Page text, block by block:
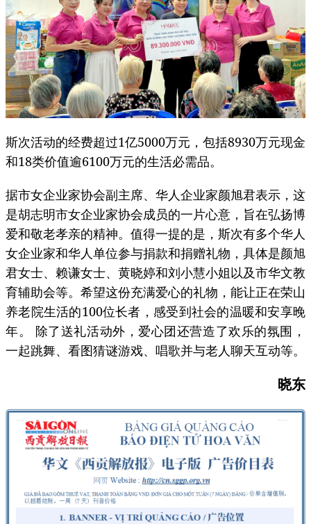
斯次活动的经费超过1亿5000万元，包括8930万元现金
和18类价值逾6100万元的生活必需品。
据市女企业家协会副主席、华人企业家颜旭君表示，这
是胡志明市女企业家协会成员的一片心意，旨在弘扬博
爱和敬老孝亲的精神。值得一提的是，斯次有多个华人
女企业家和华人单位参与捐款和捐赠礼物，具体是颜旭
君女士、赖谦女士、黄晓婷和刘小慧小姐以及市华文教
育辅助会等。希望这份充满爱心的礼物，能让正在荣山
养老院生活的100位长者，感受到社会的温暖和安享晚
年。 除了送礼活动外，爱心团还营造了欢乐的氛围，
一起跳舞、看图猜谜游戏、唱歌并与老人聊天互动等。
晓东